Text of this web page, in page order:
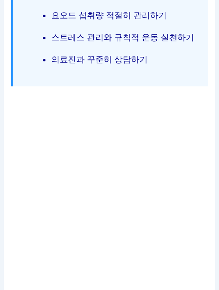
요오드 섭취량 적절히 관리하기
스트레스 관리와 규칙적 운동 실천하기
의료진과 꾸준히 상담하기